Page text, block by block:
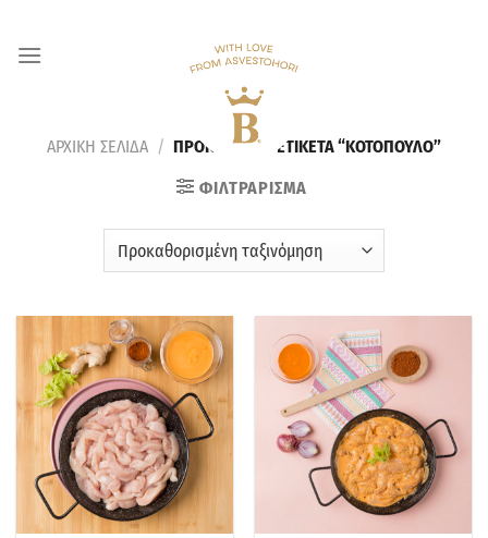
content
ΑΡΧΙΚΗ ΣΕΛΙΔΑ / ΠΡΟΪΟΝΤΑ ΜΕ ΕΤΙΚΕΤΑ “ΚΟΤΟΠΟΥΛΟ”
ΦΙΛΤΡΑΡΙΣΜΑ